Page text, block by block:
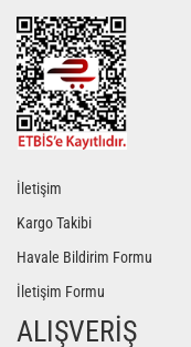
İletişim
Kargo Takibi
Havale Bildirim Formu
İletişim Formu
ALIŞVERİŞ